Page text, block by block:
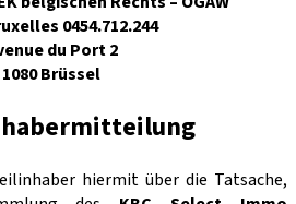
0454.712.244
du Port 2
1080 Brüssel
hiermit über die Tatsache,